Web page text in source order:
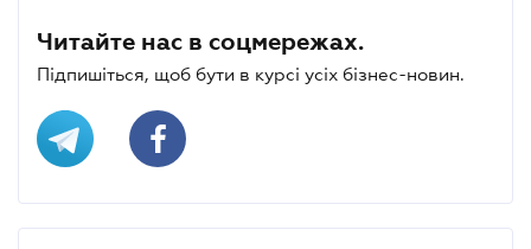
Читайте нас в соцмережах.
Підпишіться, щоб бути в курсі усіх бізнес-новин.